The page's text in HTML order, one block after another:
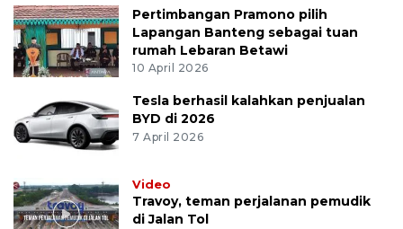
Pertimbangan Pramono pilih
Lapangan Banteng sebagai tuan
rumah Lebaran Betawi
10 April 2026
Tesla berhasil kalahkan penjualan
BYD di 2026
7 April 2026
Video
Travoy, teman perjalanan pemudik
di Jalan Tol